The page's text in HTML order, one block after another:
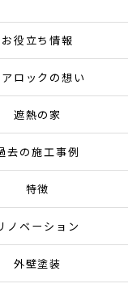
お役立ち情報
ロックの想い
遮熱の家
去の施工事例
特徴
ノベーション
外壁塗装